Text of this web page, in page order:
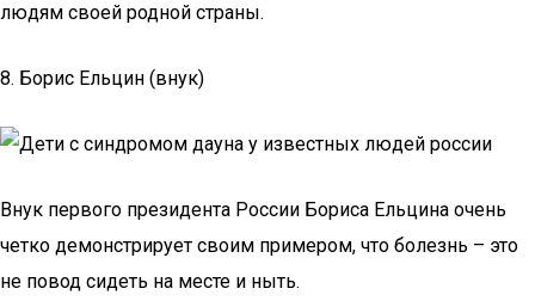
людям своей родной страны.
8. Борис Ельцин (внук)
Внук первого президента России Бориса Ельцина очень
четко демонстрирует своим примером, что болезнь – это
не повод сидеть на месте и ныть.